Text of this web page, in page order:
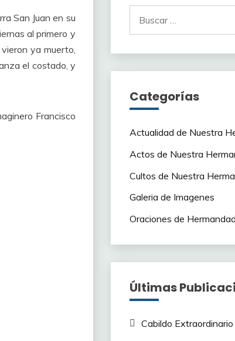
San Juan en su
al primero y
ya muerto,
el costado, y
Francisco
Categorías
Actualidad de Nuestra
Actos de Nuestra
Cultos de Nuestra
Galeria de Imagenes
Oraciones de Hermandad
Últimas
Cabildo Extraordinario